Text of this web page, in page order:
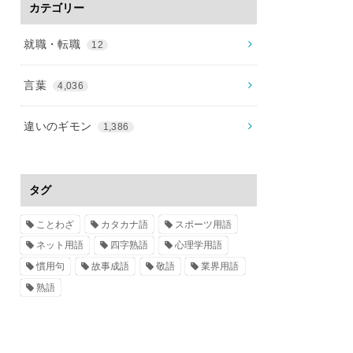
カテゴリー
就職・転職 12
言葉 4,036
違いのギモン 1,386
タグ
ことわざ カタカナ語
スポーツ用語
ネット用語
四字熟語
心理学用語
慣用句
故事成語 敬語
業界用語
熟語